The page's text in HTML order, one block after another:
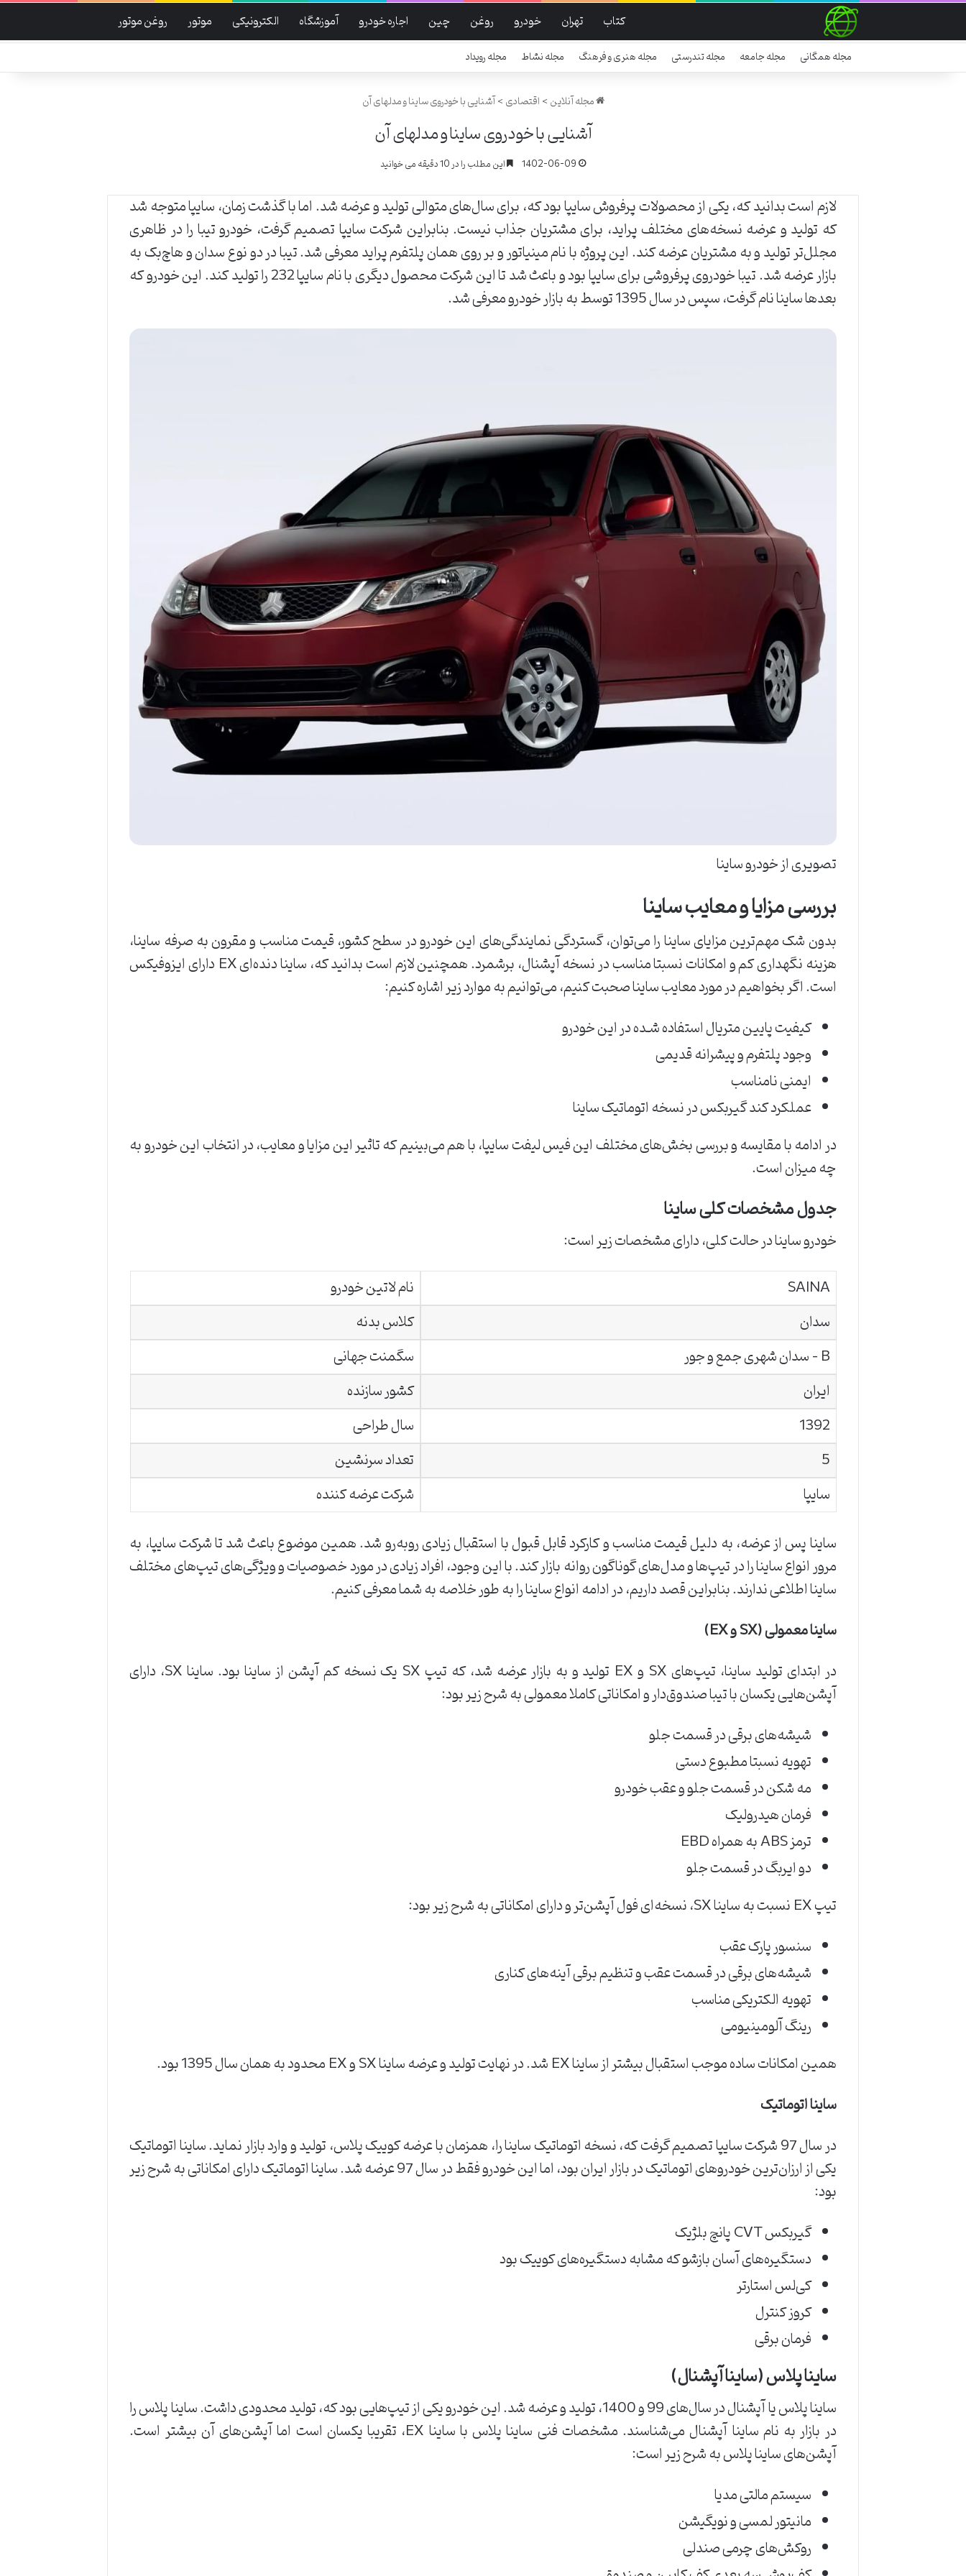
کتاب تهران خودرو روغن چین اجاره خودرو آموزشگاه الکترونیکی موتور روغن موتور
مجله همگانی مجله جامعه مجله تندرستی مجله هنری و فرهنگ مجله نشاط مجله رویداد
مجله آنلاین>اقتصادی>آشنایی با خودروی ساینا و مدلهای آن
آشنایی با خودروی ساینا و مدلهای آن
1402-06-09 این مطلب را در 10 دقیقه می خوانید
لازم است بدانید که، یکی از محصولات پرفروش سایپا بود که، برای سال‌های متوالی تولید و عرضه شد. اما با گذشت زمان، سایپا متوجه شد
که تولید و عرضه نسخه‌های مختلف پراید، برای مشتریان جذاب نیست. بنابراین شرکت سایپا تصمیم گرفت، خودرو تیبا را در ظاهری
مجلل‌تر تولید و به مشتریان عرضه کند. این پروژه با نام مینیاتور و بر روی همان پلتفرم پراید معرفی شد. تیبا در دو نوع سدان و هاچ‌بک به
بازار عرضه شد. تیبا خودروی پرفروشی برای سایپا بود و باعث شد تا این شرکت محصول دیگری با نام سایپا 232 را تولید کند. این خودرو که
بعدها ساینا نام گرفت، سپس در سال 1395 توسط به بازار خودرو معرفی شد.
تصویری از خودرو ساینا
بررسی مزایا و معایب ساینا
بدون شک مهم‌ترین مزایای ساینا را می‌توان، گستردگی نمایندگی‌های این خودرو در سطح کشور، قیمت مناسب و مقرون به صرفه ساینا،
هزینه نگهداری کم و امکانات نسبتا مناسب در نسخه آپشنال، برشمرد. همچنین لازم است بدانید که، ساینا دنده‌ای EX دارای ایزوفیکس
است. اگر بخواهیم در مورد معایب ساینا صحبت کنیم، می‌توانیم به موارد زیر اشاره کنیم:
کیفیت پایین متریال استفاده شـده در این خودرو
وجود پلتفرم و پیشرانه قدیمی
ایمنی نامناسب
عملکرد کند گیربکس در نسخه اتوماتیک ساینا
در ادامه با مقایسه و بررسی بخش‌های مختلف این فیس لیفت سایپا، با هم می‌بینیم که تاثیر این مزایا و معایب، در انتخاب این خودرو به
چه میزان است.
جدول مشخصات کلی ساینا
خودرو ساینا در حالت کلی، دارای مشخصات زیر است:
SAINA
نام لاتین خودرو
سدان
کلاس بدنه
B – سدان شهری جمع و جور
سگمنت جهانی
ایران
کشور سازنده
1392
سال طراحی
5
تعداد سرنشین
سایپا
شرکت عرضه کننده
ساینا پس از عرضه، به دلیل قیمت مناسب و کارکرد قابل قبول با استقبال زیادی روبه‌رو شد. همین موضوع باعث شد تا شرکت سایپا، به
مرور انواع ساینا را در تیپ‌ها و مدل‌های گوناگون روانه بازار کند. با این وجود، افراد زیادی در مورد خصوصیات و ویژگی‌های تیپ‌های مختلف
ساینا اطلاعی ندارند. بنابراین قصد داریم، در ادامه انواع ساینا را به طور خلاصه به شما معرفی کنیم.
ساینا معمولی(SX وEX)
در ابتدای تولید ساینا، تیپ‌های SX و EX تولید و به بازار عرضه شد، که تیپ SX یک نسخه کم آپشن از ساینا بود. ساینا SX، دارای
آپشن‌هایی یکسان با تیبا صندوق‌دار و امکاناتی کاملا معمولی به شرح زیر بود:
شیشه‌های برقی در قسمت جلو
تهویه نسبتا مطبوع دستی
مه شکن در قسمت جلو و عقب خودرو
فرمان هیدرولیک
ترمز ABS به همراه EBD
دو ایربگ در قسمت جلو
تیپ EX نسبت به ساینا SX، نسخه‌ای فول آپشن‌تر و دارای امکاناتی به شرح زیر بود:
سنسور پارک عقب
شیشه‌های برقی در قسمت عقب و تنظیم برقی آینه‌های کناری
تهویه الکتریکی مناسب
رینگ آلومینیومی
همین امکانات ساده موجب استقبال بیشتر از ساینا EX شد. در نهایت تولید و عرضه ساینا SX و EX محدود به همان سال 1395 بود.
ساینا اتوماتیک
در سال 97 شرکت سایپا تصمیم گرفت که، نسخه اتوماتیک ساینا را، همزمان با عرضه کوییک پلاس، تولید و وارد بازار نماید. ساینا اتوماتیک
یکی از ارزان‌ترین خودروهای اتوماتیک در بازار ایران بود، اما این خودرو فقط در سال 97 عرضه شد. ساینا اتوماتیک دارای امکاناتی به شرح زیر
بود:
گیربکس CVT پانچ بلژیک
دستگیره‌های آسان بازشو که مشابه دستگیره‌های کوییک بود
کی‌لس استارتر
کروز کنترل
فرمان برقی
ساینا پلاس (ساینا آپشنال)
ساینا پلاس یا آپشنال در سال‌های 99 و 1400، تولید و عرضه شد. این خودرو یکی از تیپ‌هایی بود که، تولید محدودی داشت. ساینا پلاس را
در بازار به نام ساینا آپشنال می‌شناسند. مشخصات فنی ساینا پلاس با ساینا EX، تقریبا یکسان است اما آپشن‌های آن بیشتر است.
آپشن‌های ساینا پلاس به شرح زیر است:
سیستم مالتی مدیا
مانیتور لمسی و نویگیشن
روکش‌های چرمی صندلی